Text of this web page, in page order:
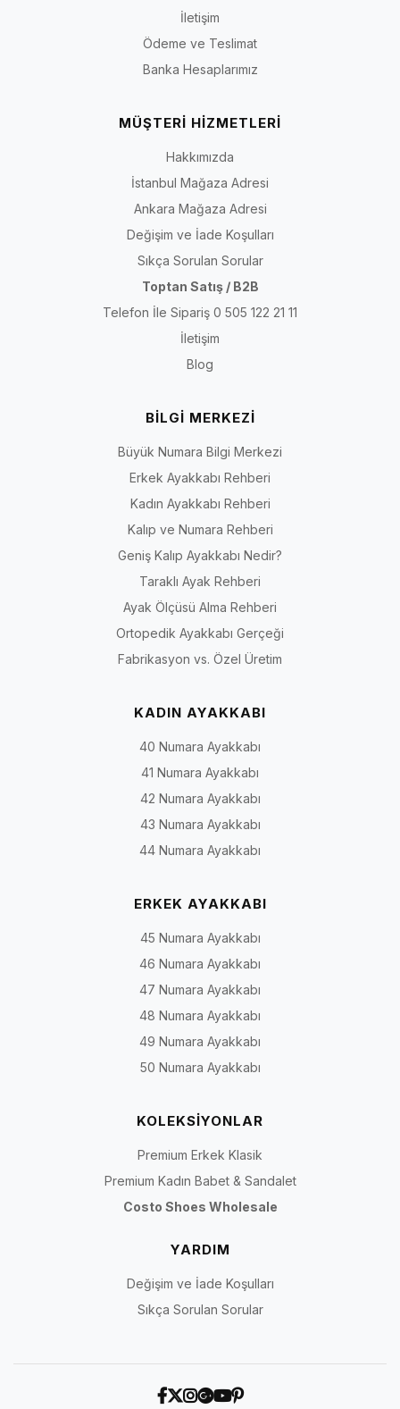
İletişim
Ödeme ve Teslimat
Banka Hesaplarımız
MÜŞTERİ HİZMETLERİ
Hakkımızda
İstanbul Mağaza Adresi
Ankara Mağaza Adresi
Değişim ve İade Koşulları
Sıkça Sorulan Sorular
Toptan Satış / B2B
Telefon İle Sipariş 0 505 122 21 11
İletişim
Blog
BİLGİ MERKEZİ
Büyük Numara Bilgi Merkezi
Erkek Ayakkabı Rehberi
Kadın Ayakkabı Rehberi
Kalıp ve Numara Rehberi
Geniş Kalıp Ayakkabı Nedir?
Taraklı Ayak Rehberi
Ayak Ölçüsü Alma Rehberi
Ortopedik Ayakkabı Gerçeği
Fabrikasyon vs. Özel Üretim
KADIN AYAKKABI
40 Numara Ayakkabı
41 Numara Ayakkabı
42 Numara Ayakkabı
43 Numara Ayakkabı
44 Numara Ayakkabı
ERKEK AYAKKABI
45 Numara Ayakkabı
46 Numara Ayakkabı
47 Numara Ayakkabı
48 Numara Ayakkabı
49 Numara Ayakkabı
50 Numara Ayakkabı
KOLEKSİYONLAR
Premium Erkek Klasik
Premium Kadın Babet & Sandalet
Costo Shoes Wholesale
YARDIM
Değişim ve İade Koşulları
Sıkça Sorulan Sorular